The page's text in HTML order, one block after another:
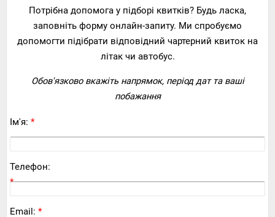
Потрібна допомога у підборі квитків? Будь ласка,
заповніть форму онлайн-запиту. Ми спробуємо
допомогти підібрати відповідний чартерний квиток на
літак чи автобус.
Обов'язково вкажіть напрямок, період дат та ваші
побажання
Ім'я: *
Телефон:
*
Email: *